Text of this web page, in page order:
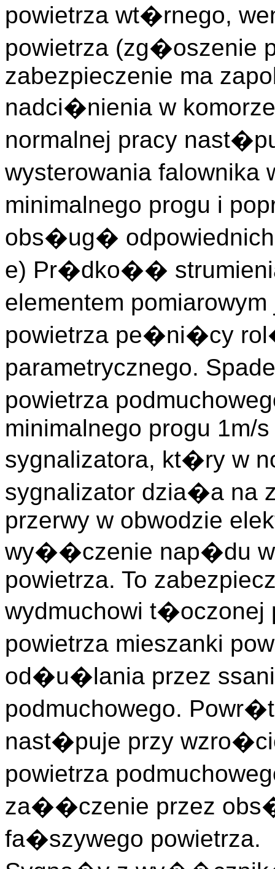
powietrza wt�rnego,
powietrza (zg�oszenie
zabezpieczenie ma
nadci�nienia w
normalnej pracy
wysterowania
minimalnego progu i
obs�ug�
e) Pr�dko��
elementem
powietrza pe�ni�cy
parametrycznego.
powietrza
minimalnego progu 1m/
sygnalizatora, kt�ry w
sygnalizator dzia�a na
przerwy w obwodzie
wy��czenie nap�du
powietrza. To
wydmuchowi t�oczonej
powietrza mieszanki
od�u�lania przez
podmuchowego.
nast�puje przy
powietrza
za��czenie przez
fa�szywego powietrza.